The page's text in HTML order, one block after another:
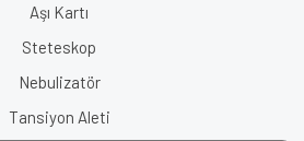
Aşı Kartı
Steteskop
Nebulizatör
Tansiyon Aleti